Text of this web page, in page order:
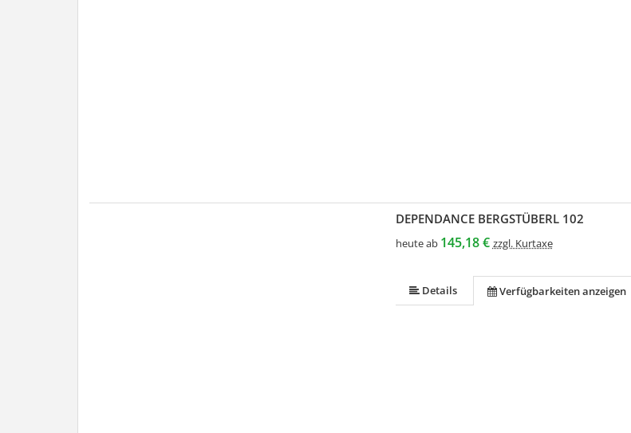
DEPENDANCE BERGSTÜBERL 102
heute ab 145,18 € zzgl. Kurtaxe
Details Verfügbarkeiten anzeigen